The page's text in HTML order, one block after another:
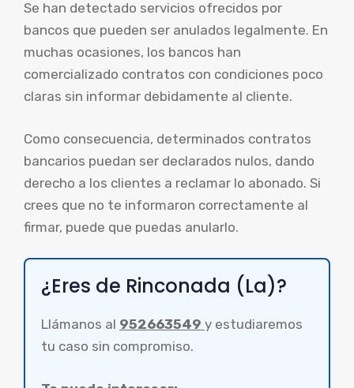
Se han detectado servicios ofrecidos por
bancos que pueden ser anulados legalmente. En
muchas ocasiones, los bancos han
comercializado contratos con condiciones poco
claras sin informar debidamente al cliente.
Como consecuencia, determinados contratos
bancarios puedan ser declarados nulos, dando
derecho a los clientes a reclamar lo abonado. Si
crees que no te informaron correctamente al
firmar, puede que puedas anularlo.
¿Eres de Rinconada (La)?
Llámanos al 952663549 y estudiaremos
tu caso sin compromiso.